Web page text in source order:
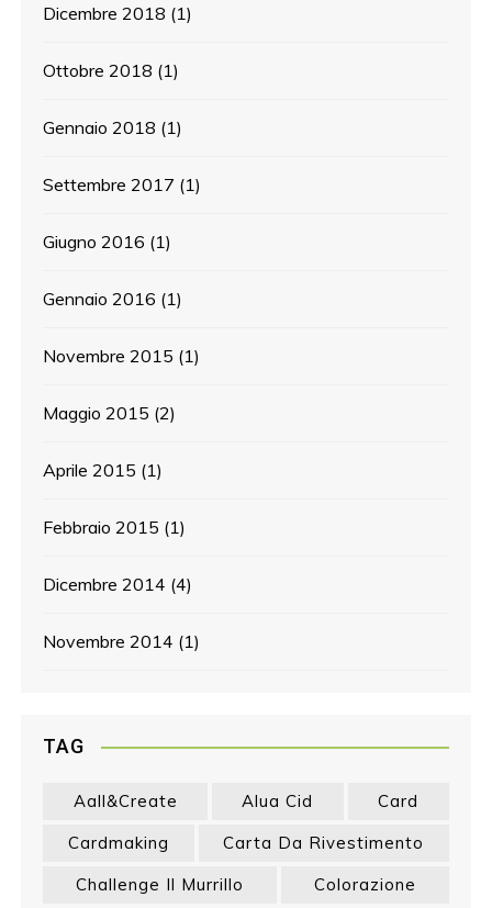
Dicembre 2018 (1)
Ottobre 2018 (1)
Gennaio 2018 (1)
Settembre 2017 (1)
Giugno 2016 (1)
Gennaio 2016 (1)
Novembre 2015 (1)
Maggio 2015 (2)
Aprile 2015 (1)
Febbraio 2015 (1)
Dicembre 2014 (4)
Novembre 2014 (1)
TAG
Aall&create Alua Cid
Card
Cardmaking
Carta Da Rivestimento
Challenge Il Murrillo
Colorazione